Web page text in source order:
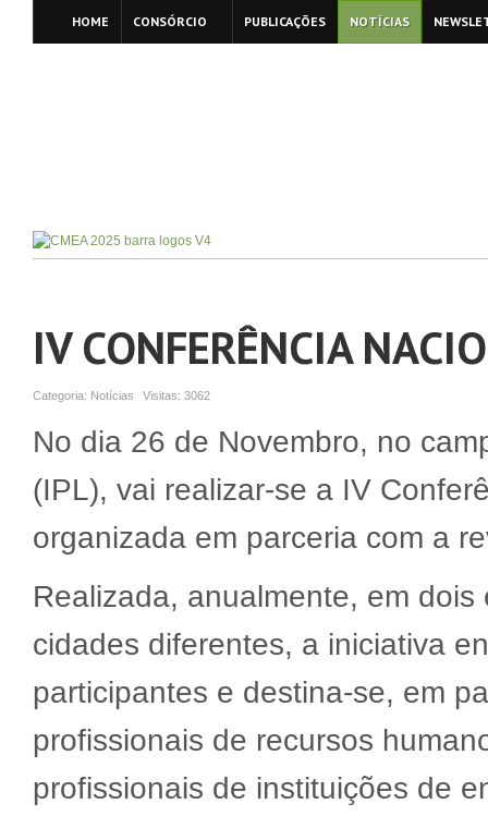
HOME CONSÓRCIO PUBLICAÇÕES NOTÍCIAS
IV CONFERÊNCIA
Categoria: Notícias Visitas: 3062
No dia 26 de Novembro, no
(IPL), vai realizar-se a IV
organizada em parceria com a
Realizada, anualmente, em
cidades diferentes, a iniciativa
participantes e destina-se, em
profissionais de recursos
profissionais de instituições de